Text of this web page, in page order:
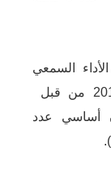
اﻟﺴﻤﻌﻲ
اﻟﺒﺼﺮي، اﻟﻤﻌﺘﻤﺪة ﺑﺘﺎرﻳﺦ 24 ﺟﻮان 2012 ﻣﻦ ﻗﺒﻞ
أﺳﺎﺳﻲ ﻋﺪد